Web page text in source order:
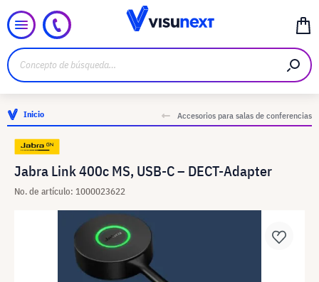
Inicio Accesorios para salas de conferencias
Jabra Link 400c MS, USB-C – DECT-Adapter
No. de artículo: 1000023622